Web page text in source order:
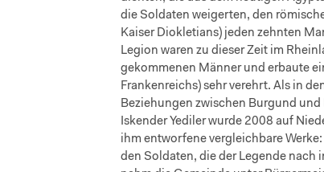
die Soldaten weigerten, den
Kaiser Diokletians) jeden zehnten
Legion waren zu dieser Zeit im
gekommenen Männer und erbaute
Frankenreichs) sehr verehrt. Als in
Beziehungen zwischen Burgund
Iskender Yediler wurde 2008 auf
ihm entworfene vergleichbare
den Soldaten, die der Legende nach